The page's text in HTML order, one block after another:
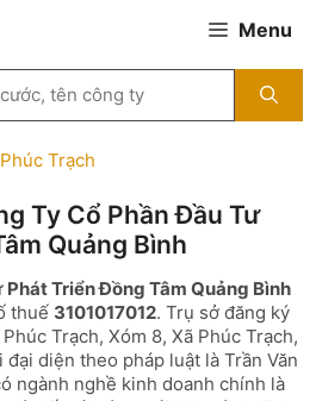
Menu
Trạch
Ty Cổ Phần Đầu Tư
Quảng Bình
Phát Triển Đồng Tâm Quảng Bình
thuế 3101017012. Trụ sở đăng ký
Trạch, Xóm 8, Xã Phúc Trạch,
diện theo pháp luật là Trần Văn
ngành nghề kinh doanh chính là